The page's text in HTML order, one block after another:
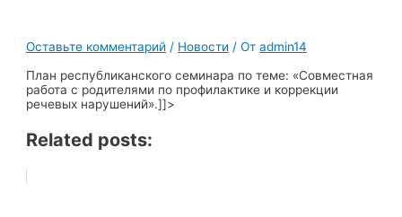
Оставьте комментарий / Новости / От admin14
План республиканского семинара по теме: «Совместная
работа с родителями по профилактике и коррекции
речевых нарушений».]]>
Related posts: